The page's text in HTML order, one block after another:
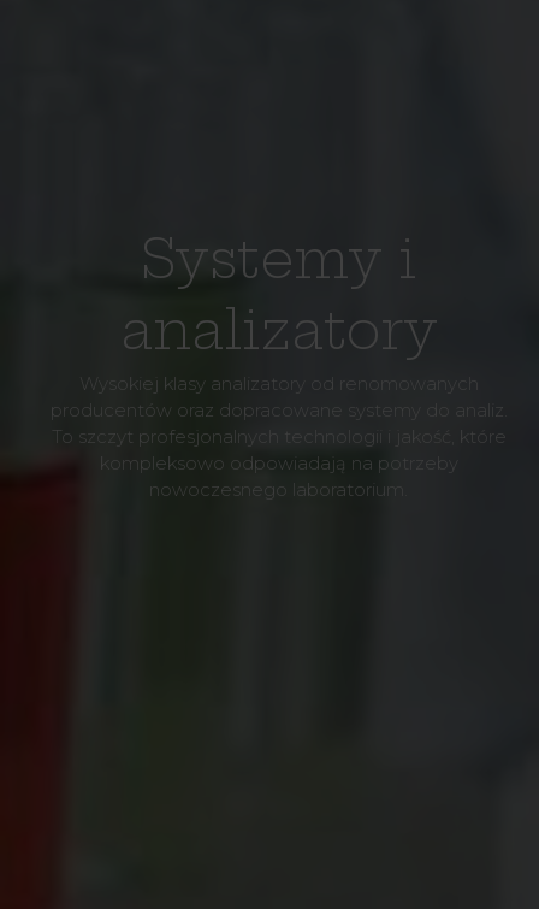
Systemy i
analizatory
Wysokiej klasy analizatory od renomowanych
producentów oraz dopracowane systemy do analiz.
To szczyt profesjonalnych technologii i jakość, które
kompleksowo odpowiadają na potrzeby
nowoczesnego laboratorium.